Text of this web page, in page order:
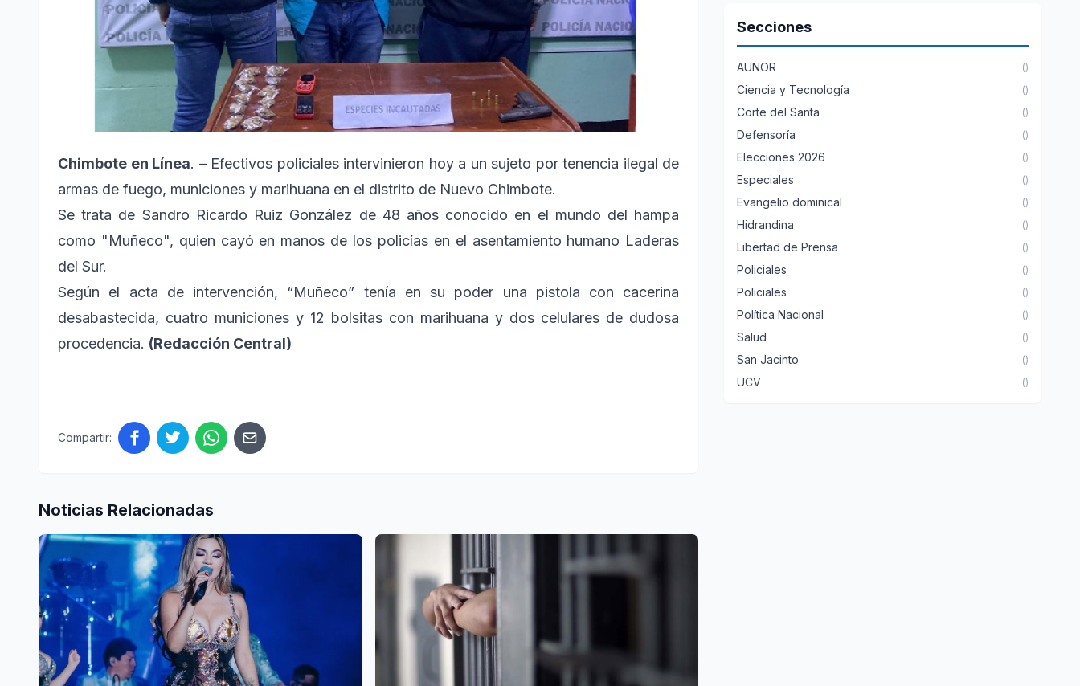
Chimbote en Línea. – Efectivos policiales intervinieron hoy a un sujeto por tenencia ilegal de
armas de fuego, municiones y marihuana en el distrito de Nuevo Chimbote.
Se trata de Sandro Ricardo Ruiz González de 48 años conocido en el mundo del hampa
como "Muñeco", quien cayó en manos de los policías en el asentamiento humano Laderas
del Sur.
Según el acta de intervención, “Muñeco” tenía en su poder una pistola con cacerina
desabastecida, cuatro municiones y 12 bolsitas con marihuana y dos celulares de dudosa
procedencia. (Redacción Central)
Compartir:
Noticias Relacionadas
Secciones
AUNOR ()
Ciencia y Tecnología ()
Corte del Santa ()
Defensoría ()
Elecciones 2026 ()
Especiales ()
Evangelio dominical ()
Hidrandina ()
Libertad de Prensa ()
Policiales ()
Policiales ()
Política Nacional ()
Salud ()
San Jacinto ()
UCV ()